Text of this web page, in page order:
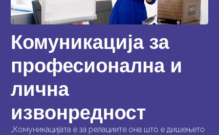
Комуникација за
професионална и
лична
извонредност
„Комуникацијата е за релациите она што е дишењето